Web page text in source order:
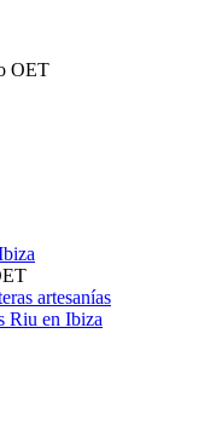
OET
artesanías
Riu en Ibiza